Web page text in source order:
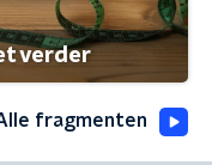
verder
fragmenten